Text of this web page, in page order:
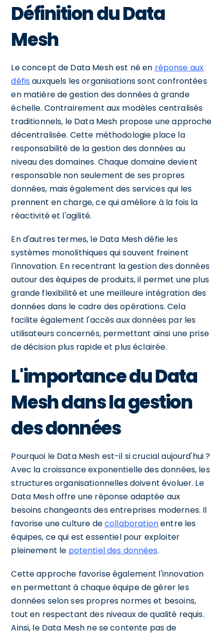
Définition du Data
Mesh
Le concept de Data Mesh est né en réponse aux
défis auxquels les organisations sont confrontées
en matière de gestion des données à grande
échelle. Contrairement aux modèles centralisés
traditionnels, le Data Mesh propose une approche
décentralisée. Cette méthodologie place la
responsabilité de la gestion des données au
niveau des domaines. Chaque domaine devient
responsable non seulement de ses propres
données, mais également des services qui les
prennent en charge, ce qui améliore à la fois la
réactivité et l'agilité.
En d'autres termes, le Data Mesh défie les
systèmes monolithiques qui souvent freinent
l'innovation. En recentrant la gestion des données
autour des équipes de produits, il permet une plus
grande flexibilité et une meilleure intégration des
données dans le cadre des opérations. Cela
facilite également l'accès aux données par les
utilisateurs concernés, permettant ainsi une prise
de décision plus rapide et plus éclairée.
L'importance du Data
Mesh dans la gestion
des données
Pourquoi le Data Mesh est-il si crucial aujourd'hui ?
Avec la croissance exponentielle des données, les
structures organisationnelles doivent évoluer. Le
Data Mesh offre une réponse adaptée aux
besoins changeants des entreprises modernes. Il
favorise une culture decollaborationentre les
équipes, ce qui est essentiel pour exploiter
pleinement le potentiel des données.
Cette approche favorise également l'innovation
en permettant à chaque équipe de gérer les
données selon ses propres normes et besoins,
tout en respectant des niveaux de qualité requis.
Ainsi, le Data Mesh ne se contente pas de